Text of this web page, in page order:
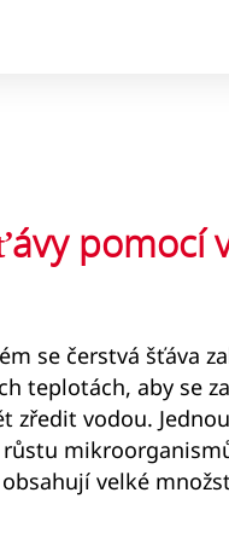
pomocí
se čerstvá šťáva
teplotách, aby se
zředit vodou.
velké